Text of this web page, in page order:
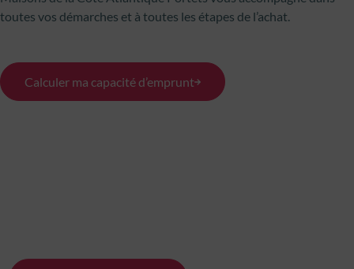
toutes vos démarches et à toutes les étapes de l’achat.
Calculer ma capacité d’emprunt